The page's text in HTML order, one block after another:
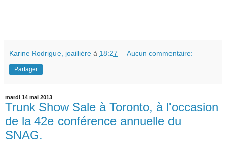
Karine Rodrigue, joaillière à 18:27 Aucun commentaire:
Partager
mardi 14 mai 2013
Trunk Show Sale à Toronto, à l'occasion
de la 42e conférence annuelle du
SNAG.